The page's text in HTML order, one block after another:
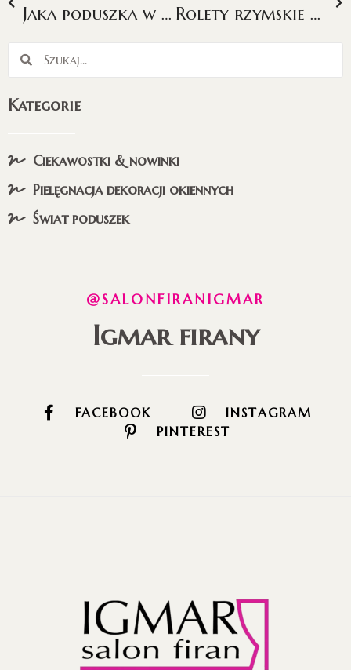
Kategorie
Ciekawostki & nowinki
Pielęgnacja dekoracji okiennych
Świat poduszek
Jaka poduszka w jakim stylu, czyli jak nie popełnić faux pas w aranżacji wnętrz? Rolety rzymskie elektryczne – hit czy kit?
@SALONFIRANIGMAR
Igmar firany
FACEBOOK
INSTAGRAM
PINTEREST